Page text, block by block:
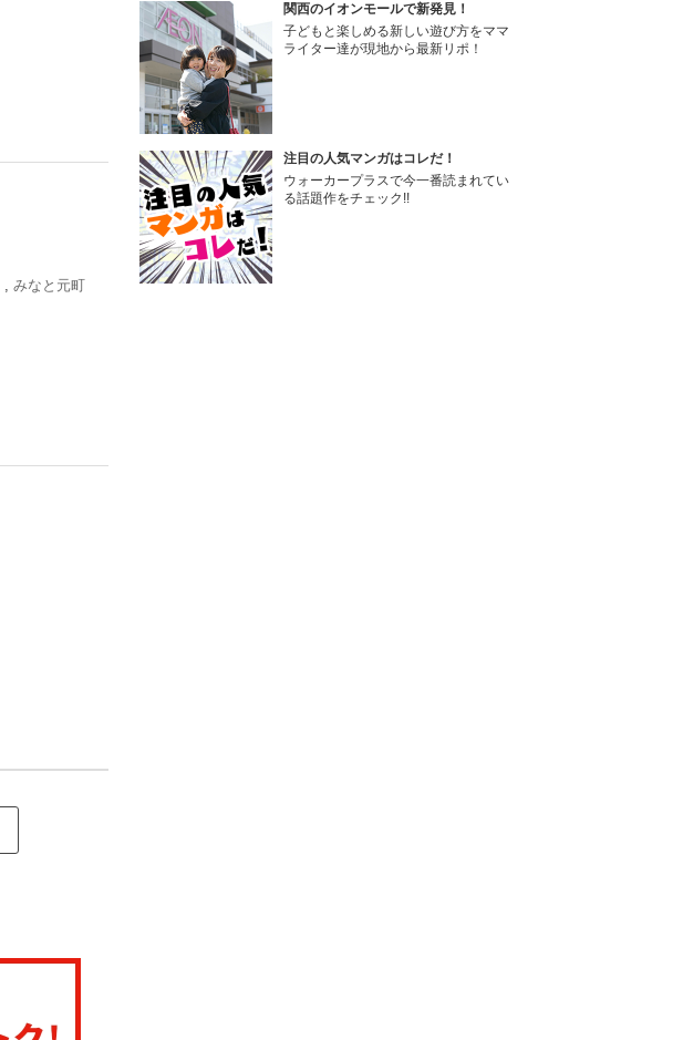
, みなと元町
関西のイオンモールで新発見！
子どもと楽しめる新しい遊び方をママ
ライター達が現地から最新リポ！
注目の人気マンガはコレだ！
ウォーカープラスで今一番読まれてい
る話題作をチェック!!